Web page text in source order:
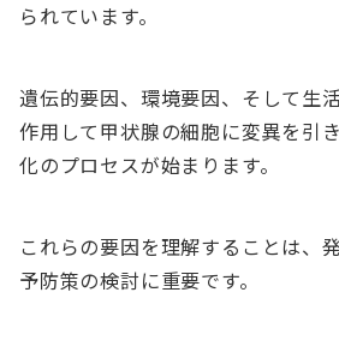
られています。
遺伝的要因、環境要因、そして生
作用して甲状腺の細胞に変異を引
化のプロセスが始まります。
これらの要因を理解することは、
予防策の検討に重要です。